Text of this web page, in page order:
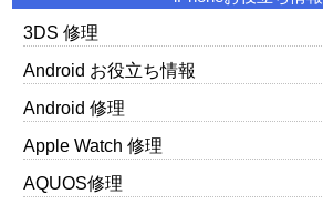
3DS 修理
Android お役立ち情報
Android 修理
Apple Watch 修理
AQUOS修理